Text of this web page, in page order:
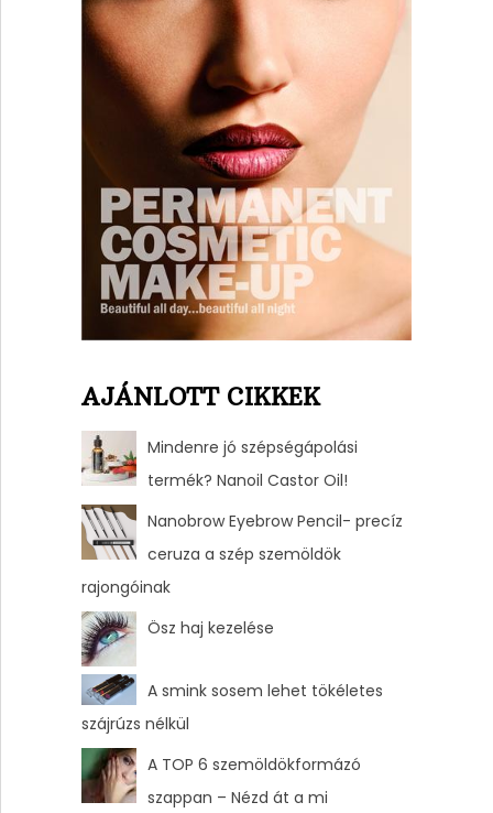
AJÁNLOTT CIKKEK
Mindenre jó szépségápolási
termék? Nanoil Castor Oil!
Nanobrow Eyebrow Pencil- precíz
ceruza a szép szemöldök
rajongóinak
Ösz haj kezelése
A smink sosem lehet tökéletes
szájrúzs nélkül
A TOP 6 szemöldökformázó
szappan – Nézd át a mi